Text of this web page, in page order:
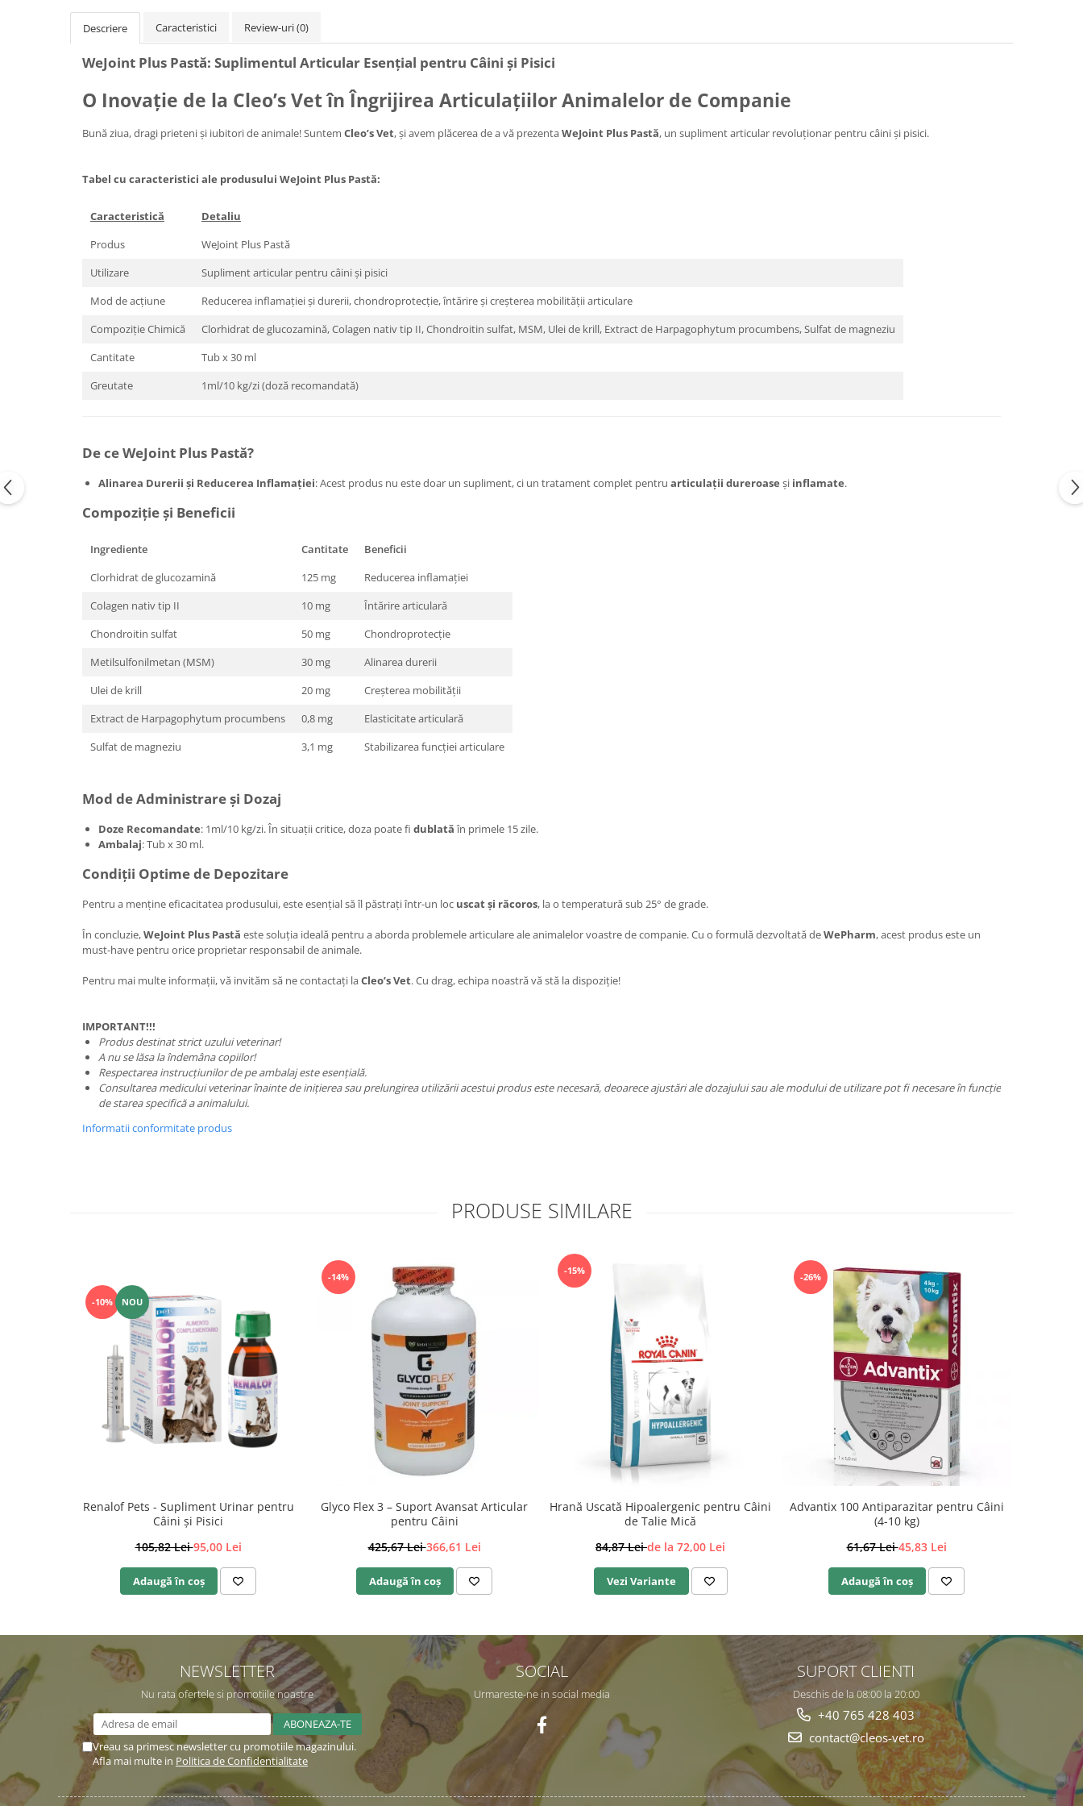
Descriere Caracteristici Review-uri(0)
WeJoint Plus Pastă: Suplimentul Articular Esențial pentru Câini și Pisici
O Inovație de la Cleo’s Vet în Îngrijirea Articulațiilor Animalelor de Companie
Bună ziua, dragi prieteni și iubitori de animale! Suntem Cleo’s Vet, și avem plăcerea de a vă prezentaWeJoint Plus Pastă, un supliment articular revoluționar pentru câini și pisici.
Tabel cu caracteristici ale produsului WeJoint Plus Pastă:
Caracteristică
Detaliu
Produs
WeJoint Plus Pastă
Utilizare
Supliment articular pentru câini și pisici
Mod de acțiune
Reducerea inflamației și durerii, chondroprotecție, întărire și creșterea mobilității articulare
Compoziție Chimică
Clorhidrat de glucozamină, Colagen nativ tip II, Chondroitin sulfat, MSM, Ulei de krill, Extract de Harpagophytum procumbens, Sulfat de magneziu
Cantitate
Tub x 30 ml
Greutate
1ml/10 kg/zi (doză recomandată)
De ce WeJoint Plus Pastă?
Alinarea Durerii și Reducerea Inflamației: Acest produs nu este doar un supliment, ci un tratament complet pentru articulații dureroase și inflamate.
Compoziție și Beneficii
Ingrediente Cantitate
Beneficii
Clorhidrat de glucozamină
125 mg
Reducerea inflamației
Colagen nativ tip II
10 mg
Întărire articulară
Chondroitin sulfat
50 mg
Chondroprotecție
Metilsulfonilmetan (MSM)
30 mg
Alinarea durerii
Ulei de krill
20 mg
Creșterea mobilității
Extract de Harpagophytum procumbens
0,8 mg
Elasticitate articulară
Sulfat de magneziu
3,1 mg Stabilizarea funcției articulare
Mod de Administrare și Dozaj
Doze Recomandate: 1ml/10 kg/zi. În situații critice, doza poate fi dublatăîn primele 15 zile.
Ambalaj: Tub x 30 ml.
Condiții Optime de Depozitare
Pentru a menține eficacitatea produsului, este esențial să îl păstrați într-un loc uscat și răcoros, la o temperatură sub 25° de grade.
În concluzie,WeJoint Plus Pastă este soluția ideală pentru a aborda problemele articulare ale animalelor voastre de companie. Cu o formulă dezvoltată deWePharm, acest produs este un
must-have pentru orice proprietar responsabil de animale.
Pentru mai multe informații, vă invităm să ne contactați laCleo’s Vet. Cu drag, echipa noastră vă stă la dispoziție!
IMPORTANT!!!
Produs destinat strict uzului veterinar!
A nu se lăsa la îndemâna copiilor!
Respectarea instrucțiunilor de pe ambalaj este esențială.
Consultarea medicului veterinar înainte de inițierea sau prelungirea utilizării acestui produs este necesară, deoarece ajustări ale dozajului sau ale modului de utilizare pot fi necesare în funcție
de starea specifică a animalului.
Informatii conformitate produs
PRODUSE SIMILARE
-10% NOU
Renalof Pets - Supliment Urinar pentru
Câini și Pisici
105,82 Lei95,00 Lei
Adaugă în coș
-14%
Glyco Flex 3 – Suport Avansat Articular
pentru Câini
425,67 Lei366,61 Lei
Adaugă în coș
-15%
Hrană Uscată Hipoalergenic pentru Câini
de Talie Mică
84,87 Leide la 72,00 Lei
Vezi Variante
-26%
Advantix 100 Antiparazitar pentru Câini
(4-10 kg)
61,67 Lei45,83 Lei
Adaugă în coș
NEWSLETTER
Nu rata ofertele si promotiile noastre
Vreau sa primesc newsletter cu promotiile magazinului.
Afla mai multe in Politica de Confidentialitate
SOCIAL
Urmareste-ne in social media
SUPORT CLIENTI
Deschis de la 08:00 la 20:00
+40 765 428 403
contact@cleos-vet.ro